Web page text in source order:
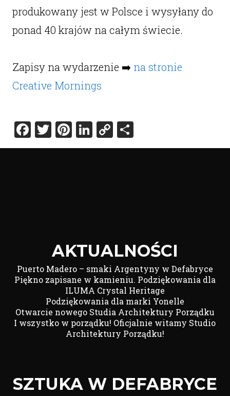
produkowany jest w Polsce i wysyłany do
ponad 40 krajów na całym świecie.
Zapisy na wydarzenie ➡️ na stronie
Creative Mornings
Facebook
Twitter
Pinterest
LinkedIn
Copy
Link
Share
AKTUALNOŚCI
Puerto Madero – smaki Argentyny w Defabryce
Piękno zapisane w kamieniu. Podziękowania dla
ILUMA Crystal Heritage
Podziękowania dla marki Yonelle
Otwarcie nowego Studia Architektury Porządku
I wszystko w porządku! Oficjalnie witamy Studio
Architektury Porządku!
SZTUKA W DEFABRYCE